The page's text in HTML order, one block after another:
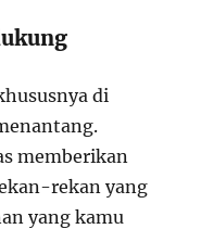
di
memberikan
rekan yang
yang kamu